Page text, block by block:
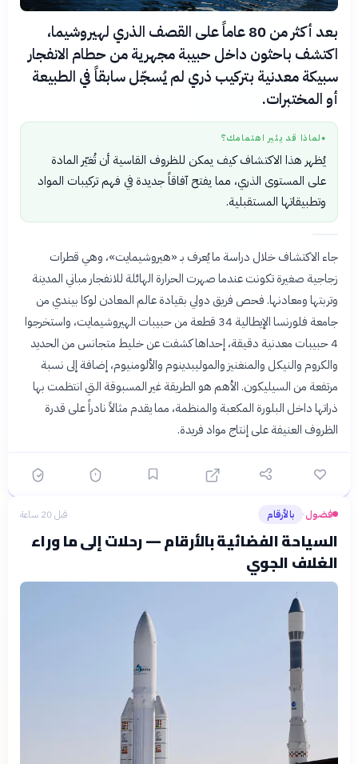
بعد أكثر من 80 عاماً على القصف الذري لهيروشيما،
اكتشف باحثون داخل حبيبة مجهرية من حطام الانفجار
سبيكة معدنية بتركيب ذري لم يُسجّل سابقاً في الطبيعة
أو المختبرات.
● لماذا قد يثير اهتمامك؟
يُظهر هذا الاكتشاف كيف يمكن للظروف القاسية أن تُغيّر المادة
على المستوى الذري، مما يفتح آفاقاً جديدة في فهم تركيبات المواد
وتطبيقاتها المستقبلية.
جاء الاكتشاف خلال دراسة ما يُعرف بـ «هيروشيمايت»، وهي قطرات
زجاجية صغيرة تكونت عندما صهرت الحرارة الهائلة للانفجار مباني المدينة
وتربتها ومعادنها. فحص فريق دولي بقيادة عالم المعادن لوكا بيندي من
جامعة فلورنسا الإيطالية 34 قطعة من حبيبات الهيروشيمايت، واستخرجوا
4 حبيبات معدنية دقيقة، إحداها كشفت عن خليط متجانس من الحديد
والكروم والنيكل والمنغنيز والموليبدينوم والألومنيوم، إضافة إلى نسبة
مرتفعة من السيليكون. الأهم هو الطريقة غير المسبوقة التي انتظمت بها
ذراتها داخل البلورة المكعبة والمنظمة، مما يقدم مثالاً نادراً على قدرة
الظروف العنيفة على إنتاج مواد فريدة.
فضول› بالأرقام قبل 20 ساعة
السياحة الفضائية بالأرقام — رحلات إلى ما وراء
الغلاف الجوي